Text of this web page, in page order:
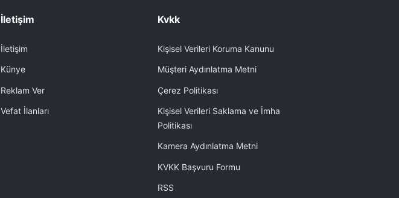
İletişim
İletişim
Künye
Reklam Ver
Vefat İlanları
Kvkk
Kişisel Verileri Koruma Kanunu
Müşteri Aydınlatma Metni
Çerez Politikası
Kişisel Verileri Saklama ve İmha
Politikası
Kamera Aydınlatma Metni
KVKK Başvuru Formu
RSS